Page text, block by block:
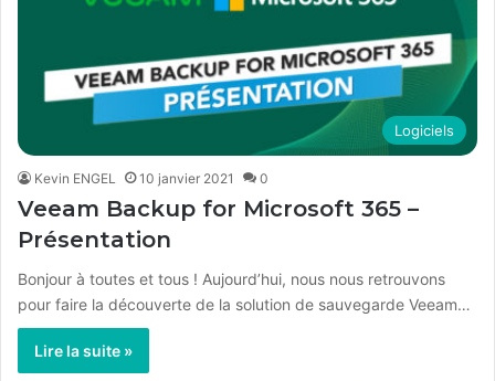
Logiciels
Kevin ENGEL 10 janvier 2021 0
Veeam Backup for Microsoft 365 –
Présentation
Bonjour à toutes et tous ! Aujourd’hui, nous nous retrouvons
pour faire la découverte de la solution de sauvegarde Veeam…
Lire la suite »